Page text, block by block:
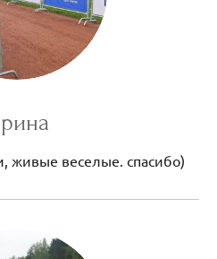
живые веселые. спасибо)